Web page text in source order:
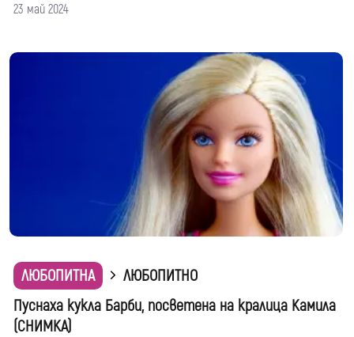
23 май 2024
ЛЮБОПИТНА
ЛЮБОПИТНО
Пуснаха кукла Барби, посветена на кралица Камила
(СНИМКА)